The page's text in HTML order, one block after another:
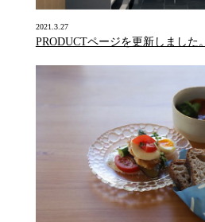
2021.3.27
PRODUCTページを更新しました。